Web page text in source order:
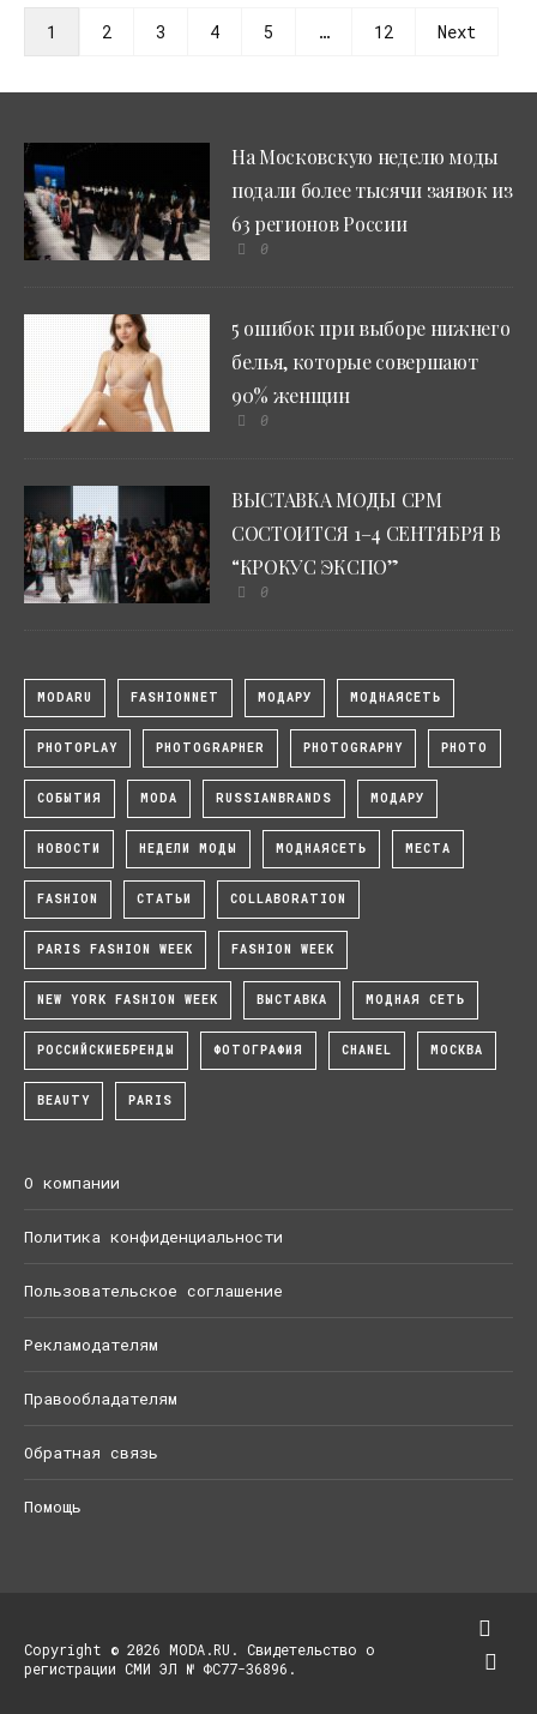
1 2 3 4 5 … 12 Next
На Московскую неделю моды
подали более тысячи заявок из
63 регионов России
0
5 ошибок при выборе нижнего
белья, которые совершают
90% женщин
0
ВЫСТАВКА МОДЫ CPM
СОСТОИТСЯ 1–4 СЕНТЯБРЯ В
“КРОКУС ЭКСПО”
0
MODARU FASHIONNET МОДАРУ МОДНАЯСЕТЬ
PHOTOPLAY PHOTOGRAPHER PHOTOGRAPHY PHOTO
СОБЫТИЯ MODA RUSSIANBRANDS МОДАРУ
НОВОСТИ НЕДЕЛИ МОДЫ МОДНАЯСЕТЬ МЕСТА
FASHION СТАТЬИ COLLABORATION
PARIS FASHION WEEK FASHION WEEK
NEW YORK FASHION WEEK ВЫСТАВКА МОДНАЯ СЕТЬ
РОССИЙСКИЕБРЕНДЫ ФОТОГРАФИЯ CHANEL МОСКВА
BEAUTY PARIS
О компании
Политика конфиденциальности
Пользовательское соглашение
Рекламодателям
Правообладателям
Обратная связь
Помощь
Copyright © 2026 MODA.RU. Свидетельство о
регистрации СМИ ЭЛ № ФС77-36896.